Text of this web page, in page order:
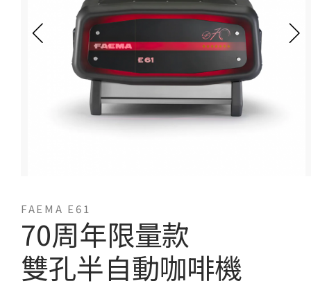
FAEMA E61
70周年限量款
雙孔半自動咖啡機